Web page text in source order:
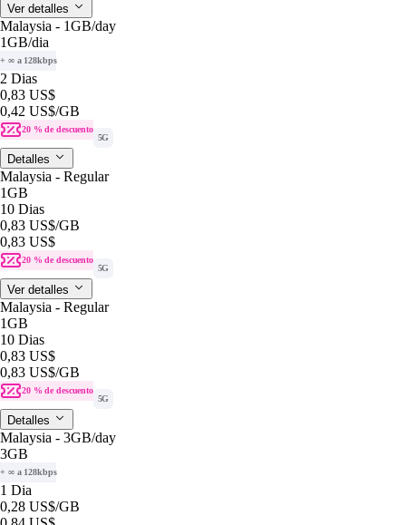
Ver detalles
Malaysia - 1GB/day
1GB/dia
+ ∞ a 128kbps
2 Dias
0,83 US$
0,42 US$/GB
20 % de descuento
5G
Detalles
Malaysia - Regular
1GB
10 Dias
0,83 US$/GB
0,83 US$
20 % de descuento
5G
Ver detalles
Malaysia - Regular
1GB
10 Dias
0,83 US$
0,83 US$/GB
20 % de descuento
5G
Detalles
Malaysia - 3GB/day
3GB
+ ∞ a 128kbps
1 Dia
0,28 US$/GB